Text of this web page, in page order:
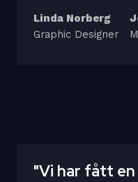
Linda Norberg
Graphic Designer
"Vi har fått